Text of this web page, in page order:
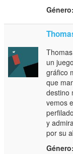
Género:
un
gráfico
que
destino
vemos
y
por su
Género: